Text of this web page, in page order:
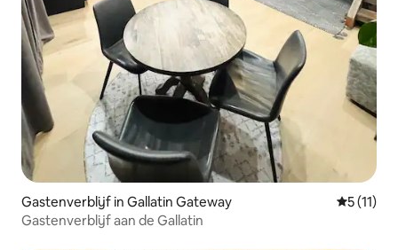
Gastenverblijf in Gallatin Gateway
5 (11)
Gastenverblijf aan de Gallatin